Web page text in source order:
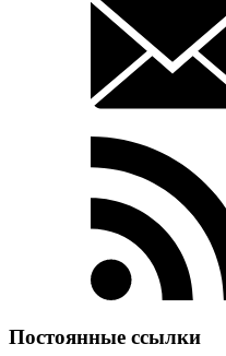
Постоянные ссылки